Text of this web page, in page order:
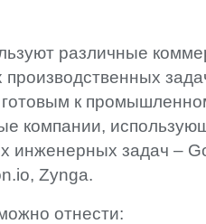
различные
к
компании,
инженерных задач –
Zynga.
отнести: